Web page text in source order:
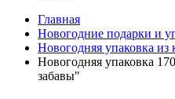
Главная
Новогодние подарки и
Новогодняя упаковка из
Новогодняя упаковка
забавы"